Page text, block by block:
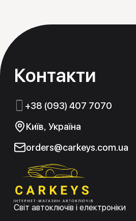
Контакти
+38 (093) 407 7070
Київ, Україна
orders@carkeys.com.ua
Світ автоключів і електроніки